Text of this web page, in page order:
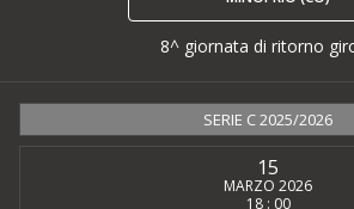
8^ giornata di ritorno
SERIE C 2025/2026
15
MARZO 2026
18 : 00